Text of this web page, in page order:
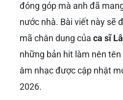
đóng góp mà anh đã
nước nhà. Bài viết này sẽ
mã chân dung của ca sĩ
những bản hit làm nên
âm nhạc được cập nhật
2026.